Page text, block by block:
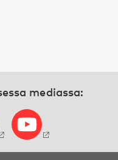
mediassa: